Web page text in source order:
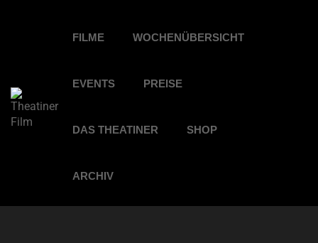
FILME WOCHENÜBERSICHT
EVENTS PREISE
DAS THEATINER SHOP
ARCHIV